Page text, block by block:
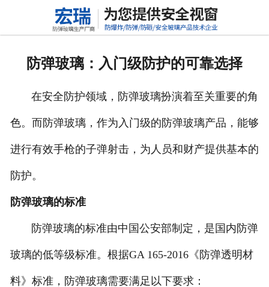
网站首页
防弹玻璃：入门级防护的可靠选择
在安全防护领域，防弹玻璃扮演着至关重要的角
色。而防弹玻璃，作为入门级的防弹玻璃产品，能够
进行有效手枪的子弹射击，为人员和财产提供基本的
防护。
防弹玻璃的标准
防弹玻璃的标准由中国公安部制定，是国内防弹
玻璃的低等级标准。根据GA 165-2016《防弹透明材
料》标准，防弹玻璃需要满足以下要求：